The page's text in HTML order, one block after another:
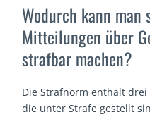
Wodurch kann
Mitteilungen über
strafbar machen?
Die Strafnorm enthält
die unter Strafe gestellt